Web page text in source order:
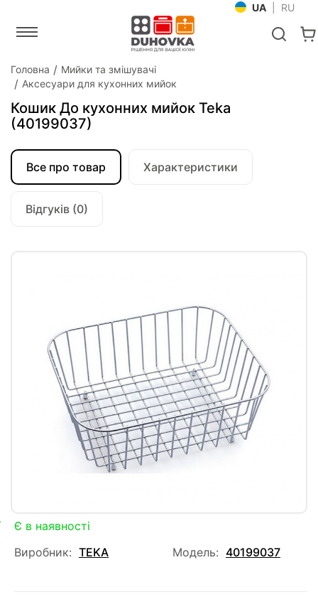
UA RU
Головна
Мийки та змішувачі
Аксесуари для кухонних мийок
Кошик До кухонних мийок Teka
(40199037)
Все про товар Характеристики
Відгуків (0)
Є в наявності
Виробник: TEKA Модель: 40199037